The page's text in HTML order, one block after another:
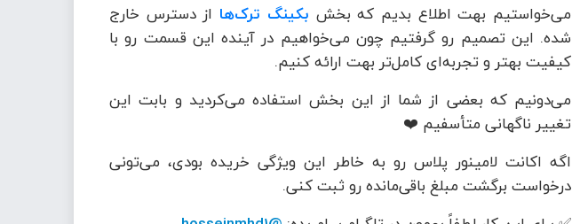
می‌خواستیم بهت اطلاع بدیم که بخش بکینگ ترک‌ها از دسترس خارج
شده. این تصمیم رو گرفتیم چون می‌خواهیم در آینده این قسمت رو با
کیفیت بهتر و تجربه‌ای کامل‌تر بهت ارائه کنیم.
می‌دونیم که بعضی از شما از این بخش استفاده می‌کردید و بابت این
تغییر ناگهانی متأسفیم ❤️
اگه اکانت لامینور پلاس رو به خاطر این ویژگی خریده بودی، می‌تونی
درخواست برگشت مبلغ باقی‌مانده رو ثبت کنی.